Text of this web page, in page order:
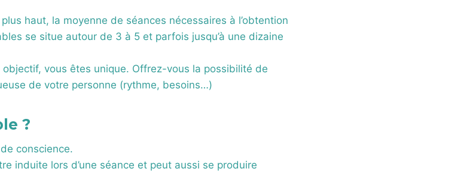
haut, la moyenne de séances nécessaires à l’obtention
se situe autour de 3 à 5 et parfois jusqu’à une dizaine
vous êtes unique. Offrez-vous la possibilité de
de votre personne (rythme, besoins…)
?
conscience.
induite lors d’une séance et peut aussi se produire